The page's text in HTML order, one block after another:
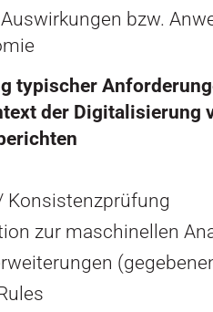
bzw.
typischer
der Digitalisierung
Konsistenzprüfung
zur maschinellen